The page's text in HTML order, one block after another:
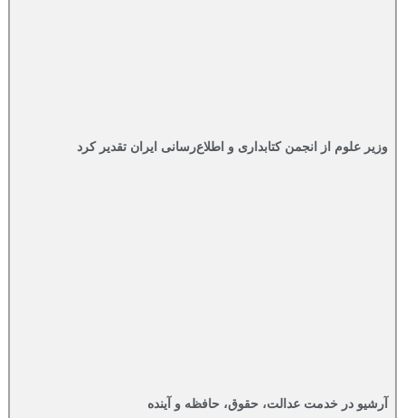
وزیر علوم از انجمن کتابداری و اطلاع‌رسانی ایران تقدیر کرد
آرشیو در خدمت عدالت، حقوق، حافظه و آینده‌